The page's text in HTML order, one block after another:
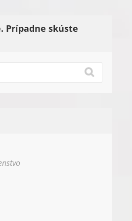
Prípadne skúste